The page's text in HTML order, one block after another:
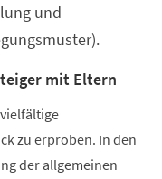
und
mit Eltern
zu erproben. In den
der allgemeinen